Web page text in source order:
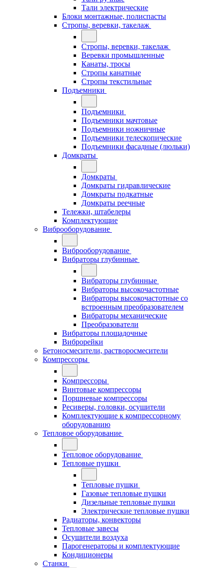
Тали электрические
Блоки монтажные, полиспасты
Стропы, веревки, такелаж
Стропы, веревки, такелаж
Веревки промышленные
Канаты, тросы
Стропы канатные
Стропы текстильные
Подъемники
Подъемники
Подъемники мачтовые
Подъемники ножничные
Подъемники телескопические
Подъемники фасадные (люльки)
Домкраты
Домкраты
Домкраты гидравлические
Домкраты подкатные
Домкраты реечные
Тележки, штабелеры
Комплектующие
Виброоборудование
Виброоборудование
Вибраторы глубинные
Вибраторы глубинные
Вибраторы высокочастотные
Вибраторы высокочастотные со
встроенным преобразователем
Вибраторы механические
Преобразователи
Вибраторы площадочные
Виброрейки
Бетоносмесители, растворосмесители
Компрессоры
Компрессоры
Винтовые компрессоры
Поршневые компрессоры
Ресиверы, головки, осушители
Комплектующие к компрессорному
оборудованию
Тепловое оборудование
Тепловое оборудование
Тепловые пушки
Тепловые пушки
Газовые тепловые пушки
Дизельные тепловые пушки
Электрические тепловые пушки
Радиаторы, конвекторы
Тепловые завесы
Осушители воздуха
Парогенераторы и комплектующие
Кондиционеры
Станки